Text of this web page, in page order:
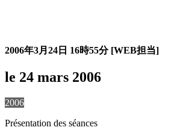
2006年3月24日 16時55分 [WEB担当]
le 24 mars 2006
2006
Présentation des séances